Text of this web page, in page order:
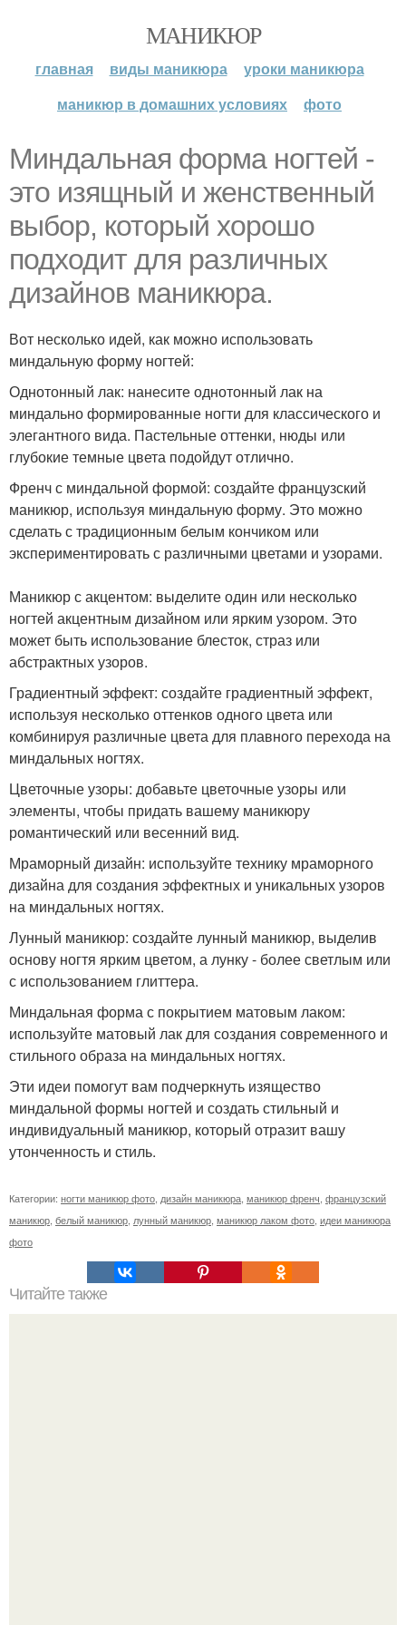
МАНИКЮР
главная виды маникюра
уроки маникюра
маникюр в домашних условиях
фото
Миндальная форма ногтей -
это изящный и женственный
выбор, который хорошо
подходит для различных
дизайнов маникюра.
Вот несколько идей, как можно использовать
миндальную форму ногтей:
Однотонный лак: нанесите однотонный лак на
миндально формированные ногти для классического и
элегантного вида. Пастельные оттенки, нюды или
глубокие темные цвета подойдут отлично.
Френч с миндальной формой: создайте французский
маникюр, используя миндальную форму. Это можно
сделать с традиционным белым кончиком или
экспериментировать с различными цветами и узорами.
Маникюр с акцентом: выделите один или несколько
ногтей акцентным дизайном или ярким узором. Это
может быть использование блесток, страз или
абстрактных узоров.
Градиентный эффект: создайте градиентный эффект,
используя несколько оттенков одного цвета или
комбинируя различные цвета для плавного перехода на
миндальных ногтях.
Цветочные узоры: добавьте цветочные узоры или
элементы, чтобы придать вашему маникюру
романтический или весенний вид.
Мраморный дизайн: используйте технику мраморного
дизайна для создания эффектных и уникальных узоров
на миндальных ногтях.
Лунный маникюр: создайте лунный маникюр, выделив
основу ногтя ярким цветом, а лунку - более светлым или
с использованием глиттера.
Миндальная форма с покрытием матовым лаком:
используйте матовый лак для создания современного и
стильного образа на миндальных ногтях.
Эти идеи помогут вам подчеркнуть изящество
миндальной формы ногтей и создать стильный и
индивидуальный маникюр, который отразит вашу
утонченность и стиль.
Категории: ногти маникюр фото дизайн маникюра маникюр френч французский
маникюр белый маникюр лунный маникюр маникюр лаком фото идеи маникюра
фото
Читайте также